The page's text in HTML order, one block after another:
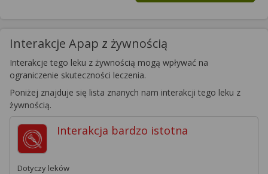
Interakcje Apap z żywnością
Interakcje tego leku z żywnością mogą wpływać na
ograniczenie skuteczności leczenia.
Poniżej znajduje się lista znanych nam interakcji tego leku z
żywnością.
Interakcja bardzo istotna
Dotyczy leków